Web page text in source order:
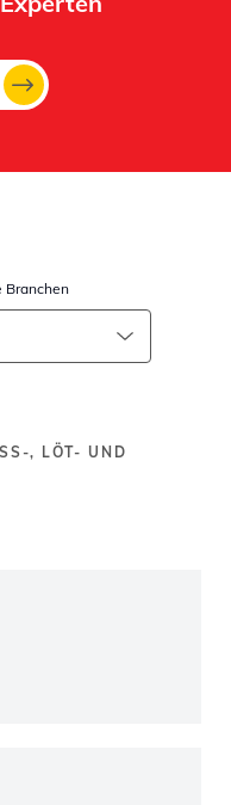
Branchen
, LÖT- UND B